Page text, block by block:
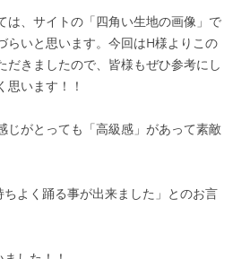
は、サイトの「四角い生地の画像」で
らいと思います。今回はH様よりこの
だきましたので、皆様もぜひ参考にし
思います！！
じがとっても「高級感」があって素敵
よく踊る事が出来ました」とのお言